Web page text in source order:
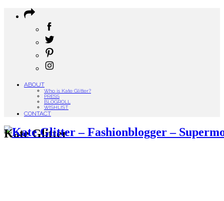
ABOUT
Who is Kate Glitter?
PRESS
BLOGROLL
WISHLIST
CONTACT
Kate Glitter